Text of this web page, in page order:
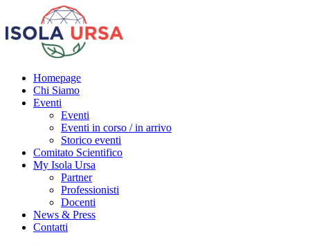
Homepage
Chi Siamo
Eventi
Eventi
Eventi in corso / in arrivo
Storico eventi
Comitato Scientifico
My Isola Ursa
Partner
Professionisti
Docenti
News & Press
Contatti